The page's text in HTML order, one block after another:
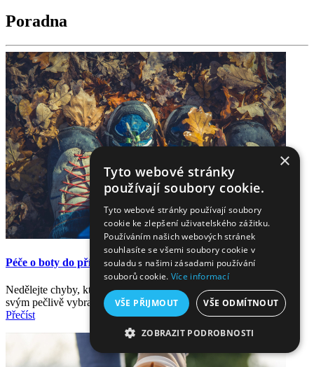
Poradna
Péče o boty do přírody
Nedělejte chyby, kterých se před vámi dopustili jiní. A prodlužte
svým pečlivě vybraným a příjemně rozchozeným botám život.
Přečíst
×
Tyto webové stránky
používají soubory cookie.
Tyto webové stránky používají soubory
cookie ke zlepšení uživatelského zážitku.
Používáním našich webových stránek
souhlasíte se všemi soubory cookie v
souladu s našimi zásadami používání
souborů cookie. Více informací
VŠE PŘIJMOUT VŠE ODMÍTNOUT
ZOBRAZIT PODROBNOSTI
NEZBYTNĚ NUTNÉ SOUBORY